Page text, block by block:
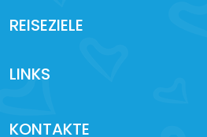
REISEZIELE
LINKS
KONTAKTE